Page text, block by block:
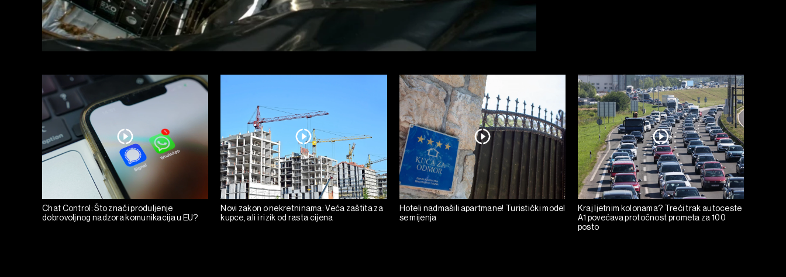
Chat Control: Što znači produljenje
dobrovoljnog nadzora komunikacija u EU?
Novi zakon o nekretninama: Veća zaštita za
kupce, ali i rizik od rasta cijena
Hoteli nadmašili apartmane! Turistički model
se mijenja
Kraj ljetnim kolonama? Treći trak autoceste
A1 povećava protočnost prometa za 100
posto